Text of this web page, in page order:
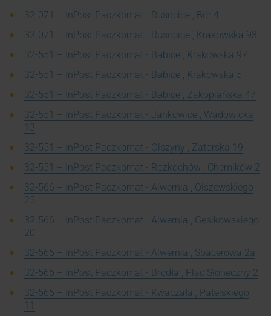
32-071 – InPost Paczkomat - Rusocice , Bór 4
32-071 – InPost Paczkomat - Rusocice , Krakowska 93
32-551 – InPost Paczkomat - Babice , Krakowska 97
32-551 – InPost Paczkomat - Babice , Krakowska 5
32-551 – InPost Paczkomat - Babice , Zakopiańska 47
32-551 – InPost Paczkomat - Jankowice , Wadowicka
13
32-551 – InPost Paczkomat - Olszyny , Zatorska 19
32-551 – InPost Paczkomat - Rozkochów , Chemików 2
32-566 – InPost Paczkomat - Alwernia , Olszewskiego
25
32-566 – InPost Paczkomat - Alwernia , Gęsikowskiego
20
32-566 – InPost Paczkomat - Alwernia , Spacerowa 2a
32-566 – InPost Paczkomat - Brodła , Plac Słoneczny 2
32-566 – InPost Paczkomat - Kwaczała , Patelskiego
11